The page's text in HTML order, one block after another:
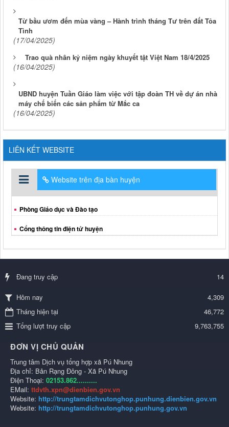
Từ bầu ươm đến mùa vàng – Hành trình tháng Tư trên đất Tỏa
Tình
(17/04/2025)
Trao quà nhân kỷ niệm ngày khuyết tật Việt Nam 18/4/2025
(16/04/2025)
UBND huyện Tuần Giáo làm việc với tập đoàn TH về dự án nhà
máy chế biến các sản phẩm từ Mắc ca
(16/04/2025)
LIÊN KẾT WEBSITE
Website trên địa bàn huyện
Phòng Giáo dục và Đào tạo
Cổng thông tin điện tử huyện
Đang truy cập 14
Hôm nay
4,309
Tháng hiện tại
46,772
Tổng lượt truy cập
9,763,755
ĐƠN VỊ CHỦ QUẢN
Trung tâm Dịch vụ tổng hợp xã Pú Nhung
Địa chỉ: Bản Rạng Đông - Xã Pú Nhung
Điện Thoại: 02153.862..........
EMail: ttdvth.xpn@dienbien.gov.vn
Website: http://trungtamdichvutonghop.punhung.dienbien.gov.vn
Website: http://trungtamdichvutonghop.punhung.gov.vn